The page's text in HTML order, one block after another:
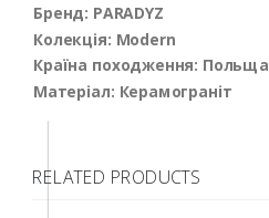
Бренд: PARADYZ
Колекція: Modern
Країна походження: Польща
Матеріал: Керамограніт
RELATED PRODUCTS